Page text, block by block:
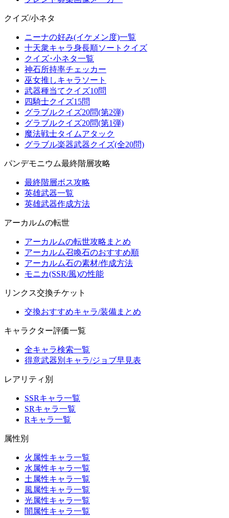
クイズ/小ネタ
ニーナの好み(イケメン度)一覧
十天衆キャラ身長順ソートクイズ
クイズ･小ネタ一覧
神石所持率チェッカー
巫女推しキャラソート
武器種当てクイズ10問
四騎士クイズ15問
グラブルクイズ20問(第2弾)
グラブルクイズ20問(第1弾)
魔法戦士タイムアタック
グラブル楽器武器クイズ(全20問)
パンデモニウム最終階層攻略
最終階層ボス攻略
英雄武器一覧
英雄武器作成方法
アーカルムの転世
アーカルムの転世攻略まとめ
アーカルム召喚石のおすすめ順
アーカルム石の素材/作成方法
モニカ(SSR/風)の性能
リンクス交換チケット
交換おすすめキャラ/装備まとめ
キャラクター評価一覧
全キャラ検索一覧
得意武器別キャラ/ジョブ早見表
レアリティ別
SSRキャラ一覧
SRキャラ一覧
Rキャラ一覧
属性別
火属性キャラ一覧
水属性キャラ一覧
土属性キャラ一覧
風属性キャラ一覧
光属性キャラ一覧
闇属性キャラ一覧